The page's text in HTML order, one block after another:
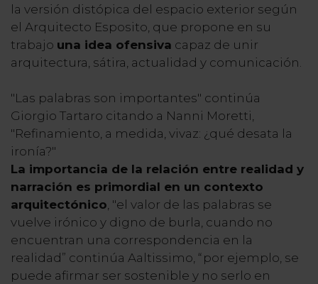
la versión distópica del espacio exterior según
el Arquitecto Esposito, que propone en su
trabajo una idea ofensiva capaz de unir
arquitectura, sátira, actualidad y comunicación.
"Las palabras son importantes" continúa
Giorgio Tartaro citando a Nanni Moretti,
"Refinamiento, a medida, vivaz: ¿qué desata la
ironía?"
La importancia de la relación entre realidad y
narración es primordial en un contexto
arquitectónico, "el valor de las palabras se
vuelve irónico y digno de burla, cuando no
encuentran una correspondencia en la
realidad” continúa Aaltissimo, “por ejemplo, se
puede afirmar ser sostenible y no serlo en